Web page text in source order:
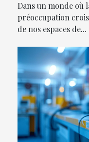
Dans un monde où
préoccupation
de nos espaces de...